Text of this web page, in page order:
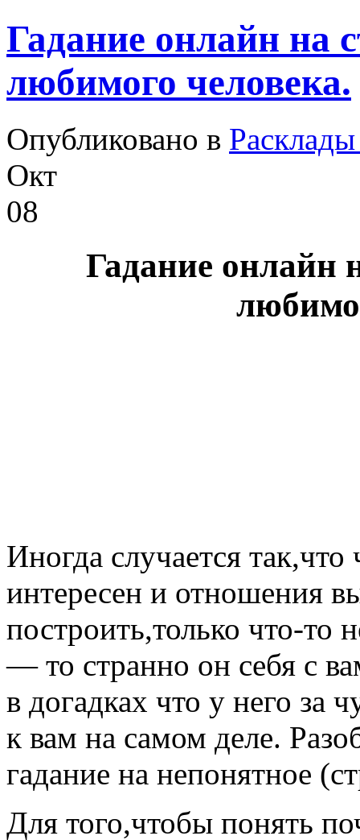
Гадание онлайн на
любимого человека.
Опубликовано в
Окт
08
Гадание онлайн
Иногда случается
интересен и отношения
построить,только что-то
— то странно он себя с
в догадках что у него за
к вам на самом деле.
гадание на непонятное
Для того,чтобы понять